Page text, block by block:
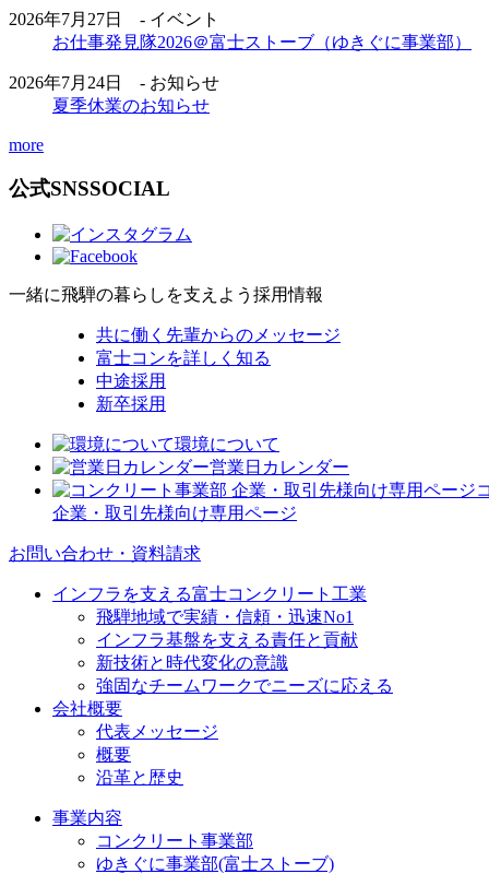
2026年7月27日 - イベント
お仕事発見隊2026＠富士ストーブ（ゆきぐに事業部）
2026年7月24日 - お知らせ
夏季休業のお知らせ
more
公式SNSSOCIAL
一緒に飛騨の暮らしを支えよう 採用情報
共に働く先輩からのメッセージ
富士コンを詳しく知る
中途採用
新卒採用
環境について
営業日カレンダー
企業・取引先様向け専用ページ
お問い合わせ・資料請求
インフラを支える富士コンクリート工業
飛騨地域で実績・信頼・迅速No1
インフラ基盤を支える責任と貢献
新技術と時代変化の意識
強固なチームワークでニーズに応える
会社概要
代表メッセージ
概要
沿革と歴史
事業内容
コンクリート事業部
ゆきぐに事業部(富士ストーブ)